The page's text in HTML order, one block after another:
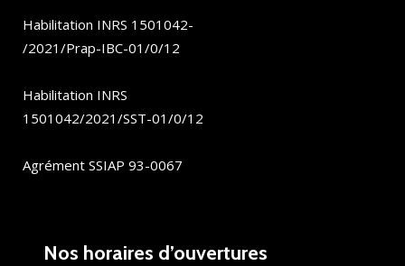
Habilitation INRS 1501042-
/2021/Prap-IBC-01/0/12
Habilitation INRS
1501042/2021/SST-01/0/12
Agrément SSIAP 93-0067
Nos horaires d’ouvertures